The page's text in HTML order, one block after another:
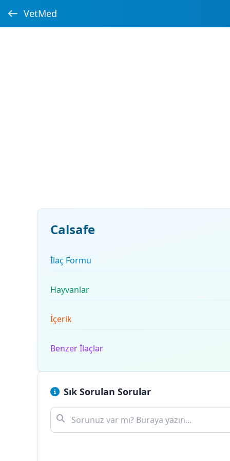
VetMed
Calsafe
İlaç Formu
Hayvanlar
İçerik
Benzer İlaçlar
Sık Sorulan Sorular